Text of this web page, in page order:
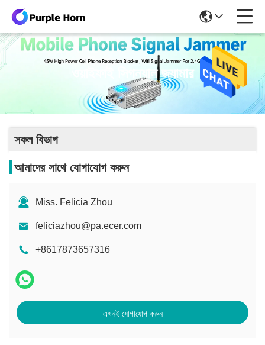
ওয়াইফাই সিগন্যাল জ্যামার
সকল বিভাগ
আমাদের সাথে যোগাযোগ করুন
Miss. Felicia Zhou
feliciazhou@pa.ecer.com
+8617873657316
এখনই যোগাযোগ করুন